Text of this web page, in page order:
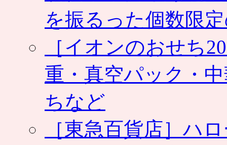
を振るった個数限
［イオンのおせち
重・真空パック・
ちなど
［東急百貨店］ハ